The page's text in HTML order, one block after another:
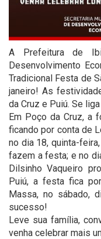
A Prefeitura de
Desenvolvimento
Tradicional Festa de
janeiro! As
da Cruz e Puiú. Se
Em Poço da Cruz, a
ficando por conta de
no dia 18, quinta-
fazem a festa; e no
Dilsinho Vaqueiro
Puiú, a festa fica
Massa, no sábado,
sucesso!
Leve sua família,
venha celebrar mais